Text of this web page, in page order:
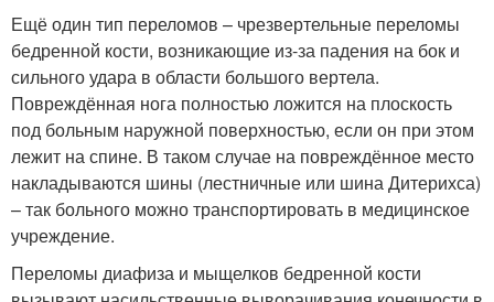
Ещё один тип переломов – чрезвертельные переломы
бедренной кости, возникающие из-за падения на бок и
сильного удара в области большого вертела.
Повреждённая нога полностью ложится на плоскость
под больным наружной поверхностью, если он при этом
лежит на спине. В таком случае на повреждённое место
накладываются шины (лестничные или шина Дитерихса)
– так больного можно транспортировать в медицинское
учреждение.
Переломы диафиза и мыщелков бедренной кости